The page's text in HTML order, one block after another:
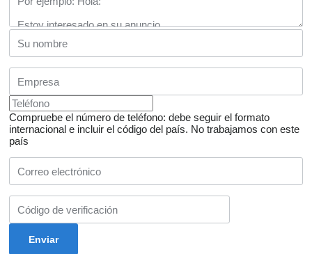
Compruebe el número de teléfono: debe seguir el formato
internacional e incluir el código del país. No trabajamos con este
país